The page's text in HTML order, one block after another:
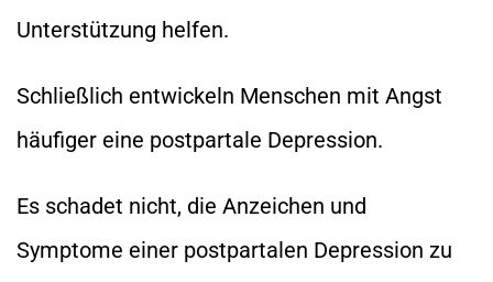
Unterstützung helfen.
Schließlich entwickeln Menschen mit Angst
häufiger eine postpartale Depression.
Es schadet nicht, die Anzeichen und
Symptome einer postpartalen Depression zu